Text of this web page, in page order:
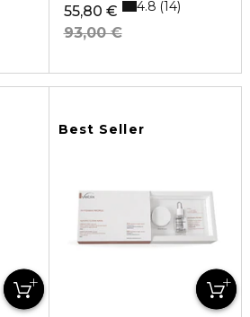
55,80 €
93,00 €
4.8 14
Best Seller